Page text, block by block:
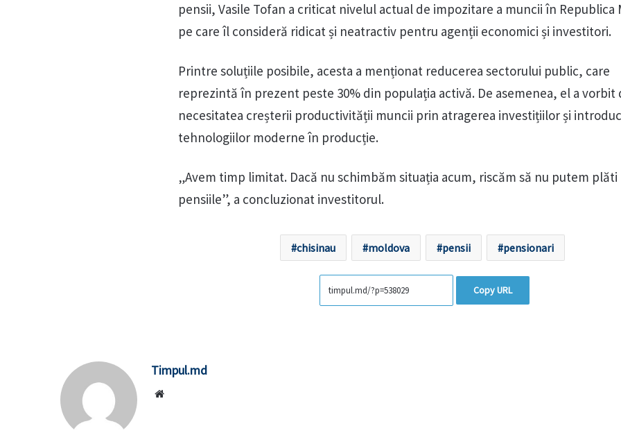
pensii, Vasile Tofan a criticat nivelul actual de impozitare a muncii în Republica
pe care îl consideră ridicat și neatractiv pentru agenții economici și investitori.
Printre soluțiile posibile, acesta a menționat reducerea sectorului public, care
reprezintă în prezent peste 30% din populația activă. De asemenea, el a vorbit
necesitatea creșterii productivității muncii prin atragerea investițiilor și
tehnologiilor moderne în producție.
„Avem timp limitat. Dacă nu schimbăm situația acum, riscăm să nu putem plăti
pensiile”, a concluzionat investitorul.
chisinau moldova pensii pensionari
Copy URL
Timpul.md